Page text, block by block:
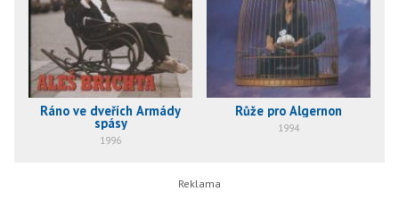
Ráno ve dveřích Armády
spásy
1996
Růže pro Algernon
1994